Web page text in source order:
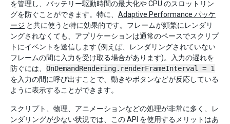
を管理し、バッテリー駆動時間の最大化や CPU のスロットリン
グを防ぐことができます。特に、 Adaptive Performance パッケ
ージ と共に使うと特に効果的です。フレームが頻繁にレンダリ
ングされなくても、アプリケーションは通常のペースでスクリプ
トにイベントを送信します (例えば、レンダリングされていない
フレームの間に入力を受け取る場合があります)。入力の遅れを
防ぐには、 OnDemandRendering.renderFrameInterval = 1
を入力の間に呼び出すことで、動きやボタンなどが反応している
ように表示することができます。
スクリプト、物理、アニメーションなどの処理が非常に多く、レ
ンダリングが少ない状況では、この API を使用するメリットはあ